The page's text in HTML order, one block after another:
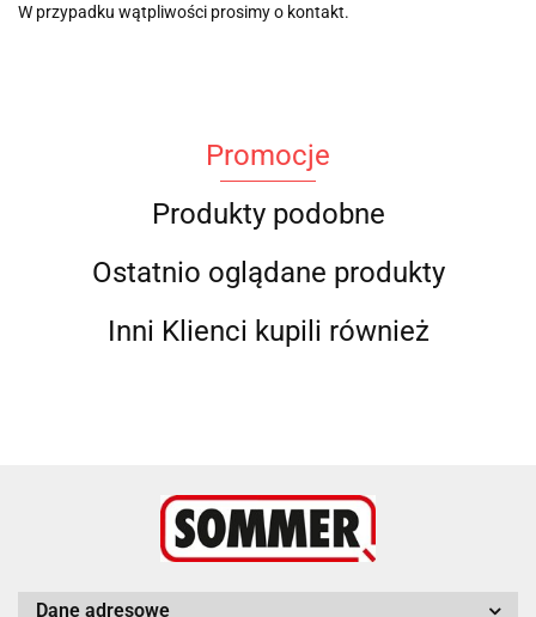
W przypadku wątpliwości prosimy o kontakt.
Promocje
Produkty podobne
Ostatnio oglądane produkty
Inni Klienci kupili również
Dane adresowe